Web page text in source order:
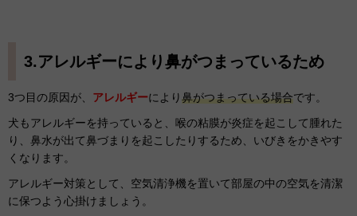
3.アレルギーにより鼻がつまっているため
3つ目の原因が、 アレルギーにより鼻がつまっている場合です。
犬もアレルギーを持っていると、喉の粘膜が炎症を起こして腫れた
り、鼻水が出て鼻づまりを起こしたりするため、いびきをかきやす
くなります。
アレルギー対策として、空気清浄機を置いて部屋の中の空気を清潔
に保つよう心掛けましょう。